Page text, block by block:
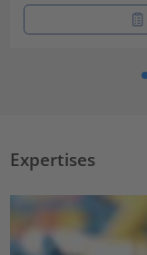
Expertises